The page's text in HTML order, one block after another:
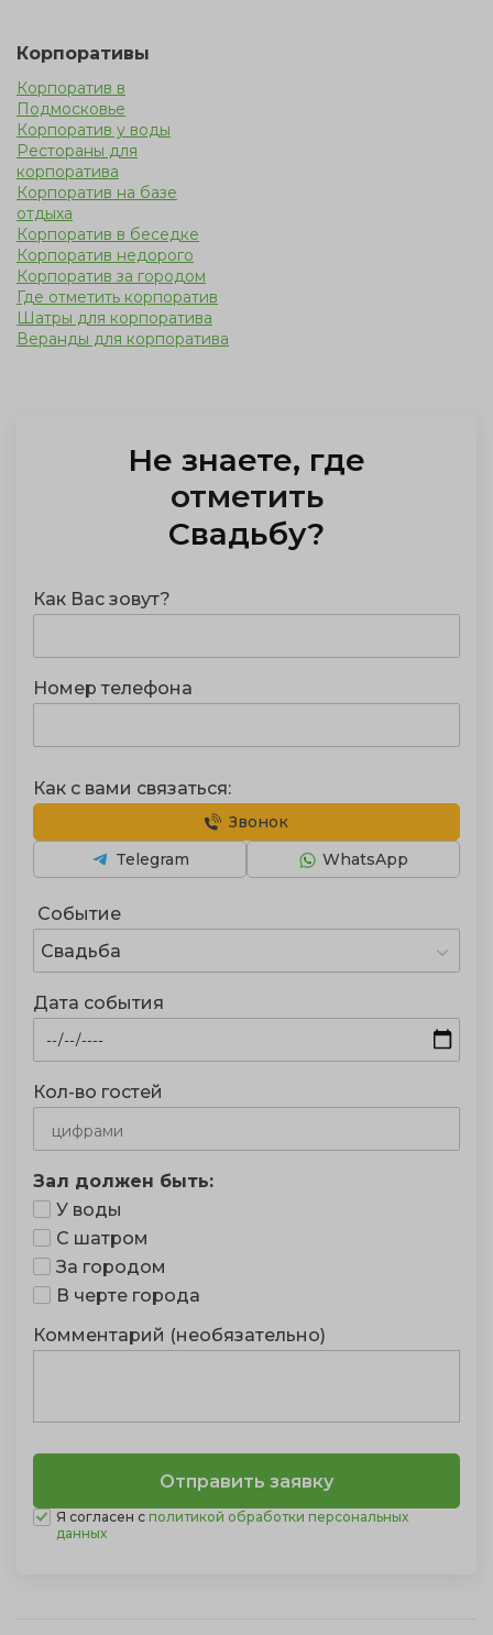
Корпоративы
Корпоратив в
Подмосковье
Корпоратив у воды
Рестораны для
корпоратива
Корпоратив на базе
отдыха
Корпоратив в беседке
Корпоратив недорого
Корпоратив за городом
Где отметить корпоратив
Шатры для корпоратива
Веранды для корпоратива
Не знаете, где
отметить
Свадьбу?
Как Вас зовут?
Номер телефона
Событие
Свадьба
Дата события
Кол-во гостей
Зал должен быть:
У воды
С шатром
За городом
В черте города
Как с вами связаться:
Звонок
WhatsApp
Telegram
Комментарий (необязательно)
Я согласен с политикой обработки персональных
данных